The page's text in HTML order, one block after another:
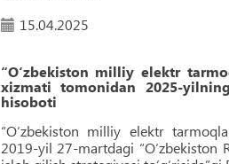
15.04.2025
“O‘zbekiston milliy elektr
xizmati tomonidan 2025-
hisoboti
“O‘zbekiston milliy elektr
2019-yil 27-martdagi “O‘zbekiston